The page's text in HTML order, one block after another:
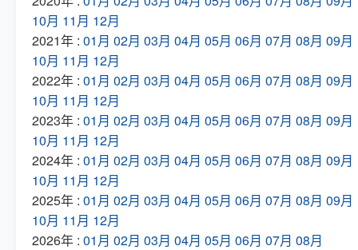
10月 11月 12月
2021年 : 01月 02月 03月 04月 05月 06月 07月 08月 09月
10月 11月 12月
2022年 : 01月 02月 03月 04月 05月 06月 07月 08月 09月
10月 11月 12月
2023年 : 01月 02月 03月 04月 05月 06月 07月 08月 09月
10月 11月 12月
2024年 : 01月 02月 03月 04月 05月 06月 07月 08月 09月
10月 11月 12月
2025年 : 01月 02月 03月 04月 05月 06月 07月 08月 09月
10月 11月 12月
2026年 : 01月 02月 03月 04月 05月 06月 07月 08月